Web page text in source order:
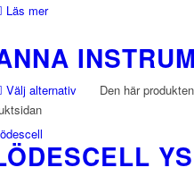
Läs mer
Välj alternativ
Den här